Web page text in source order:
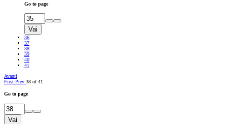
Go to page
Vai
36
37
38
39
40
41
Avanti
First Prev 38 of 41
Go to page
Vai